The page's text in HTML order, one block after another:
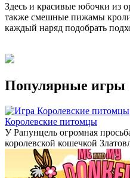
Здесь и красивые юбочки из
также смешные пижамы
каждый наряд подобрать
Популярные игры
Королевские питомцы
У Рапунцель огромная
королевской кошечкой